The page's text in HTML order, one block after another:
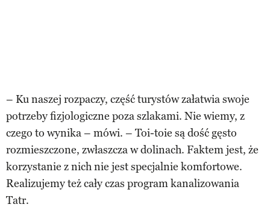
– Ku naszej rozpaczy, część turystów załatwia swoje
potrzeby fizjologiczne poza szlakami. Nie wiemy, z
czego to wynika – mówi. – Toi-toie są dość gęsto
rozmieszczone, zwłaszcza w dolinach. Faktem jest, że
korzystanie z nich nie jest specjalnie komfortowe.
Realizujemy też cały czas program kanalizowania
Tatr.